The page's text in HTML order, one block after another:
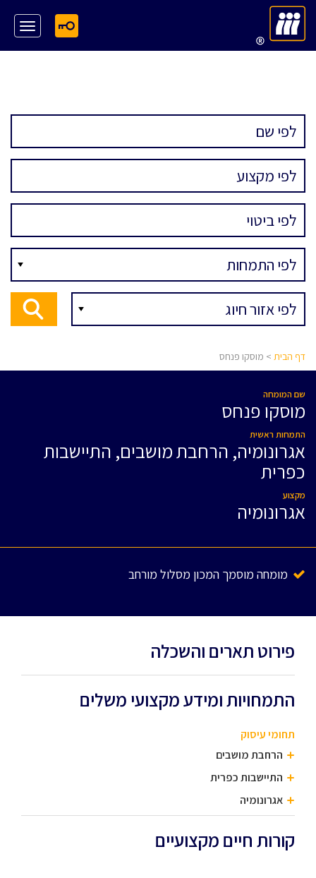
דף הבית > מוסקו פנחס
שם המומחה
מוסקו פנחס
התמחות ראשית
אגרונומיה, הרחבת מושבים, התיישבות
כפרית
מקצוע
אגרונומיה
מומחה מוסמך המכון מסלול מורחב
פירוט תארים והשכלה
התמחויות ומידע מקצועי משלים
תחומי עיסוק
הרחבת מושבים
התיישבות כפרית
אגרונומיה
קורות חיים מקצועיים